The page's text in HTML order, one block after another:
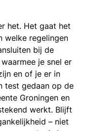
het. Het gaat het
welke regelingen
bij de
je snel er
en of je er in
test gedaan op de
Groningen en
werkt. Blijft
– niet